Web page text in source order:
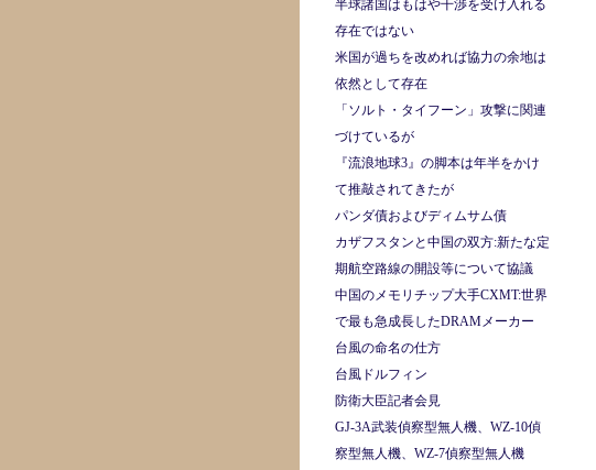
半球諸国はもはや干渉を受け入れる
存在ではない
米国が過ちを改めれば協力の余地は
依然として存在
「ソルト・タイフーン」攻撃に関連
づけているが
『流浪地球3』の脚本は年半をかけ
て推敲されてきたが
パンダ債およびディムサム債
カザフスタンと中国の双方:新たな定
期航空路線の開設等について協議
中国のメモリチップ大手CXMT:世界
で最も急成長したDRAMメーカー
台風の命名の仕方
台風ドルフィン
防衛大臣記者会見
GJ-3A武装偵察型無人機、WZ-10偵
察型無人機、WZ-7偵察型無人機